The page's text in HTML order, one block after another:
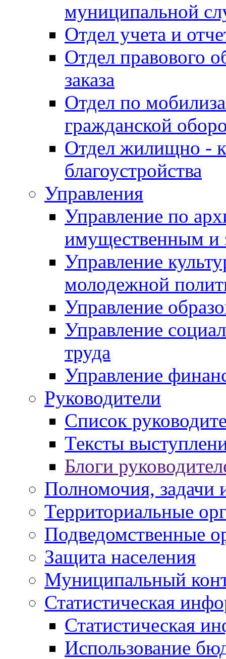
муниципальной
Отдел учета и
Отдел правового
заказа
Отдел по
гражданской
Отдел жилищно -
благоустройства
Управления
Управление по
имущественным и
Управление
молодежной
Управление
Управление
труда
Управление
Руководители
Список
Тексты
Блоги
Полномочия, задачи
Территориальные
Подведомственные
Защита населения
Муниципальный
Статистическая
Статистическая
Использование